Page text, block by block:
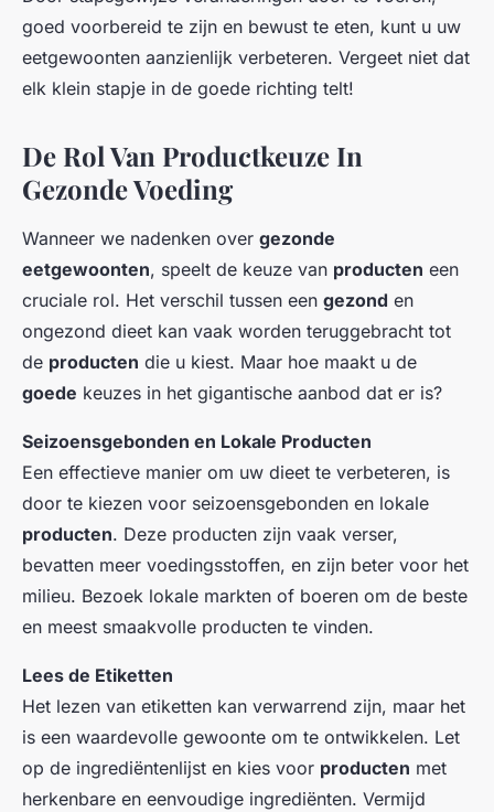
goed voorbereid te zijn en bewust te eten, kunt u uw
eetgewoonten aanzienlijk verbeteren. Vergeet niet dat
elk klein stapje in de goede richting telt!
De Rol Van Productkeuze In
Gezonde Voeding
Wanneer we nadenken over gezonde
eetgewoonten, speelt de keuze van producten een
cruciale rol. Het verschil tussen een gezond en
ongezond dieet kan vaak worden teruggebracht tot
de producten die u kiest. Maar hoe maakt u de
goede keuzes in het gigantische aanbod dat er is?
Seizoensgebonden en Lokale Producten
Een effectieve manier om uw dieet te verbeteren, is
door te kiezen voor seizoensgebonden en lokale
producten. Deze producten zijn vaak verser,
bevatten meer voedingsstoffen, en zijn beter voor het
milieu. Bezoek lokale markten of boeren om de beste
en meest smaakvolle producten te vinden.
Lees de Etiketten
Het lezen van etiketten kan verwarrend zijn, maar het
is een waardevolle gewoonte om te ontwikkelen. Let
op de ingrediëntenlijst en kies voor producten met
herkenbare en eenvoudige ingrediënten. Vermijd